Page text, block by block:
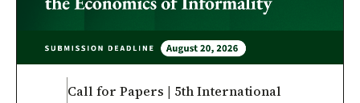
Call for Papers | 5th International